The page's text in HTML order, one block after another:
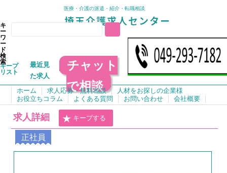
医療・介護の派遣・紹介・転職相談
キ
ー
ワ
ー
ド
検
索
キープ
リスト
最近見
た求人
チャット
で相談
ホーム 求人応募・無料相談
人材をお探しの企業様
お役立ちコラム
よくある質問 お問い合わせ 会社概要
求人詳細 キープする
正社員